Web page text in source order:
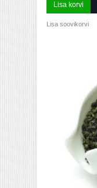
Lisa korvi
Lisa soovikorvi